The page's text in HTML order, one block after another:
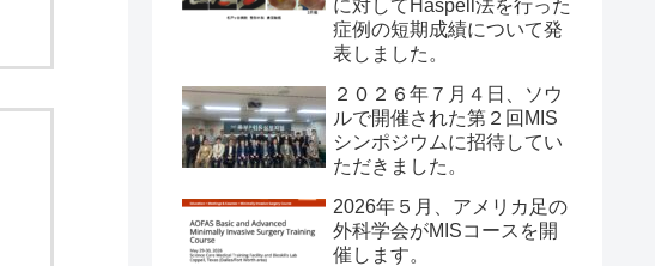
に対してHaspell法を行った
症例の短期成績について発
表しました。
２０２６年７月４日、ソウ
ルで開催された第２回MIS
シンポジウムに招待してい
ただきました。
2026年５月、アメリカ足の
外科学会がMISコースを開
催します。